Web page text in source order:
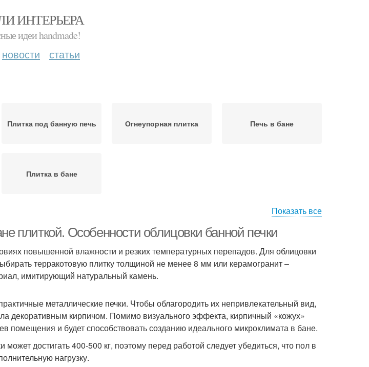
ИНТЕРЬЕРА
идеи handmade!
новости статьи
Плитка под банную печь Огнеупорная плитка Печь в бане
Плитка в бане
Показать все
плиткой. Особенности облицовки банной печки
повышенной влажности и резких температурных перепадов. Для облицовки
терракотовую плитку толщиной не менее 8 мм или керамогранит –
имитирующий натуральный камень.
металлические печки. Чтобы облагородить их непривлекательный вид,
декоративным кирпичом. Помимо визуального эффекта, кирпичный «кожух»
помещения и будет способствовать созданию идеального микроклимата в бане.
достигать 400-500 кг, поэтому перед работой следует убедиться, что пол в
нагрузку.